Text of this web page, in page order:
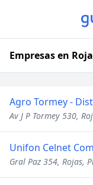
Empresas en
Agro Tormey -
Av J P Tormey 530,
Unifon Celnet
Gral Paz 354, Rojas,